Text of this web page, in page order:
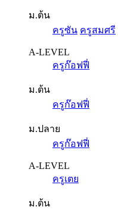
ม.ต้น
ครูซัน ครูสมศรี
A-LEVEL
ครูก๊อฟฟี่
ม.ต้น
ครูก๊อฟฟี่
ม.ปลาย
ครูก๊อฟฟี่
A-LEVEL
ครูเตย
ม.ต้น